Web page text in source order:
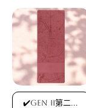
✔️Gen II第二代